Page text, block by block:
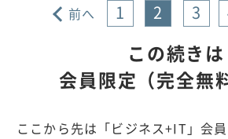
前へ 1 2 3
この続きは
会員限定（完全無
ここから先は「ビジネス+IT」会